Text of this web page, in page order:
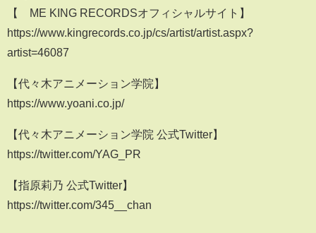
【≠ME KING RECORDSオフィシャルサイト】
https://www.kingrecords.co.jp/cs/artist/artist.aspx?
artist=46087
【代々木アニメーション学院】
https://www.yoani.co.jp/
【代々木アニメーション学院 公式Twitter】
https://twitter.com/YAG_PR
【指原莉乃 公式Twitter】
https://twitter.com/345__chan